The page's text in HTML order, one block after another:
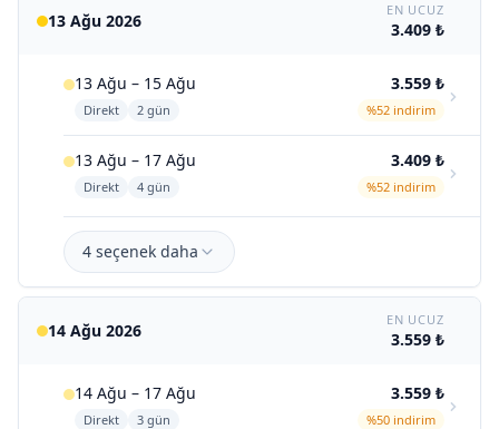
13 Ağu 2026
EN UCUZ
3.409 ₺
13 Ağu – 15 Ağu
Direkt 2 gün
3.559 ₺
%52 indirim
13 Ağu – 17 Ağu
Direkt 4 gün
3.409 ₺
%52 indirim
4 seçenek daha
14 Ağu 2026
EN UCUZ
3.559 ₺
14 Ağu – 17 Ağu
Direkt 3 gün
3.559 ₺
%50 indirim